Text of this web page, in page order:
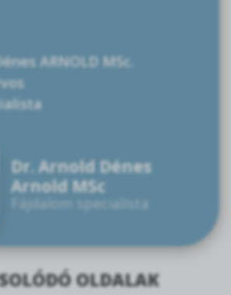
ARNOLD MSc.
Dr. Arnold Dénes
Arnold MSc
Fájdalom specialista
OLDALAK